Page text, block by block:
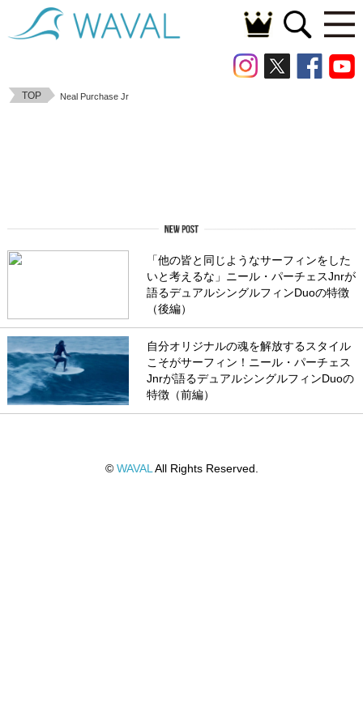
TOP Neal Purchase Jr
「他の皆と同じようなサーフィンをした
いと考えるな」ニール・パーチェスJnrが
語るデュアルシングルフィンDuoの特徴
（後編）
自分オリジナルの魂を解放するスタイル
こそがサーフィン！ニール・パーチェス
Jnrが語るデュアルシングルフィンDuoの
特徴（前編）
© WAVAL All Rights Reserved.